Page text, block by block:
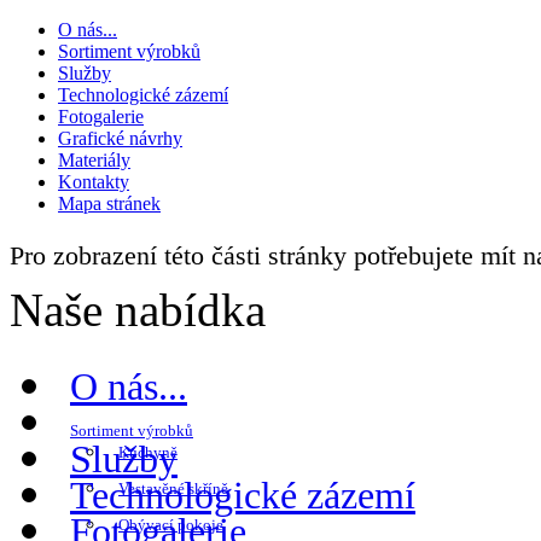
O nás...
Sortiment výrobků
Služby
Technologické zázemí
Fotogalerie
Grafické návrhy
Materiály
Kontakty
Mapa stránek
Pro zobrazení této části stránky potřebujete mít
Naše nabídka
O nás...
Sortiment výrobků
Kuchyně
Vestavěné skříně
Obývací pokoje
Služby
Technologické zázemí
Fotogalerie